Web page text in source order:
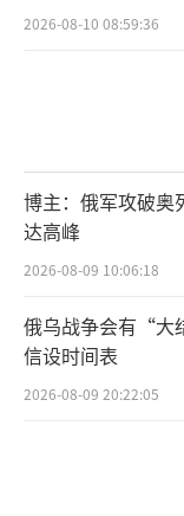
2026-08-10 08:59:36
博主：俄军攻破奥
达高峰
2026-08-09 10:06:18
俄乌战争会有“大
信设时间表
2026-08-09 20:22:05